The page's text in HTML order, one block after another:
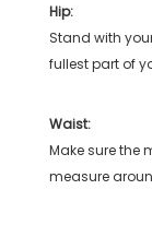
Hip:
Stand with
fullest part of
Waist:
Make sure the
measure